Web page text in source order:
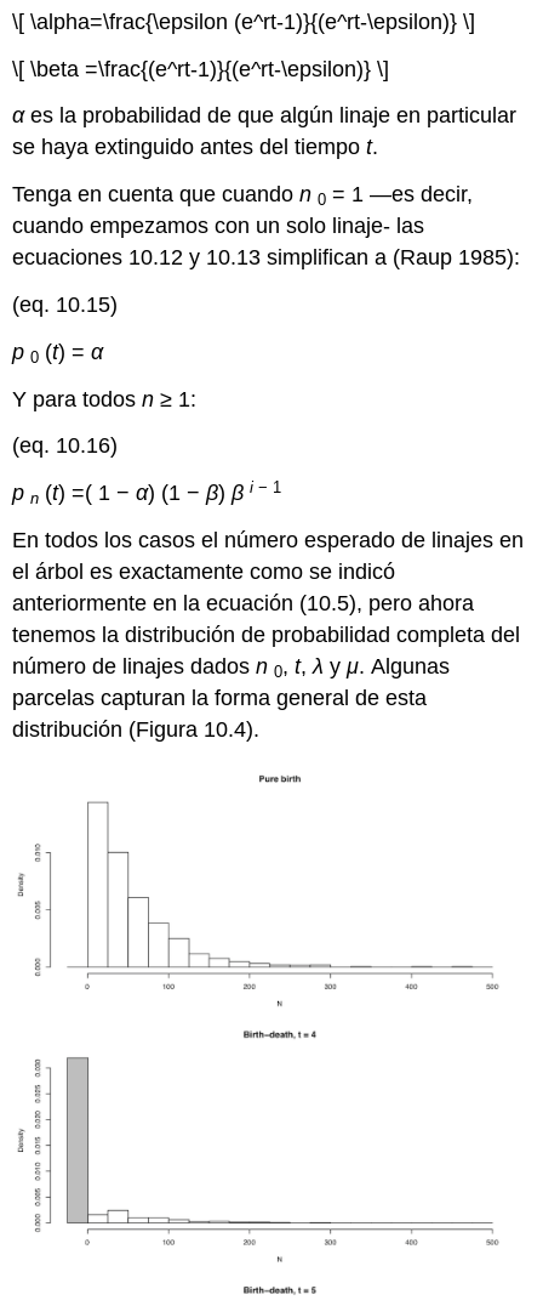
\[ \alpha=\frac{\epsilon (e^rt-1)}{(e^rt-\epsilon)} \]
\[ \beta =\frac{(e^rt-1)}{(e^rt-\epsilon)} \]
αes la probabilidad de que algún linaje en particular
se haya extinguido antes del tiempot.
Tenga en cuenta que cuandon 0 = 1 —es decir,
cuando empezamos con un solo linaje- las
ecuaciones 10.12 y 10.13 simplifican a (Raup 1985):
(eq. 10.15)
p 0 (t) =α
Y para todosn ≥ 1:
(eq. 10.16)
p n (t) =( 1 −α) (1 −β)β i − 1
En todos los casos el número esperado de linajes en
el árbol es exactamente como se indicó
anteriormente en la ecuación (10.5), pero ahora
tenemos la distribución de probabilidad completa del
número de linajes dadosn 0,t,λ yμ. Algunas
parcelas capturan la forma general de esta
distribución (Figura 10.4).